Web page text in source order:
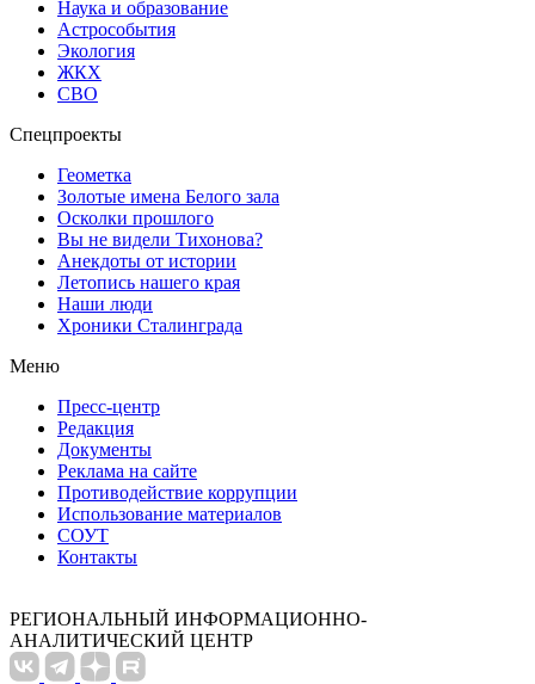
Наука и образование
Астрособытия
Экология
ЖКХ
СВО
Спецпроекты
Геометка
Золотые имена Белого зала
Осколки прошлого
Вы не видели Тихонова?
Анекдоты от истории
Летопись нашего края
Наши люди
Хроники Сталинграда
Меню
Пресс-центр
Редакция
Документы
Реклама на сайте
Противодействие коррупции
Использование материалов
СОУТ
Контакты
РЕГИОНАЛЬНЫЙ ИНФОРМАЦИОННО-
АНАЛИТИЧЕСКИЙ ЦЕНТР